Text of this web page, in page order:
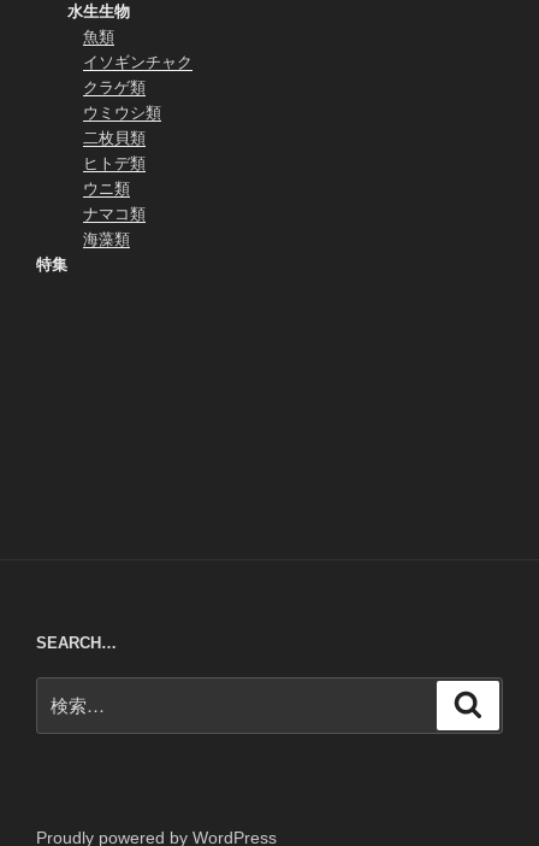
水生生物
魚類
イソギンチャク
クラゲ類
ウミウシ類
二枚貝類
ヒトデ類
ウニ類
ナマコ類
海藻類
特集
SEARCH…
索:
Proudly powered by WordPress